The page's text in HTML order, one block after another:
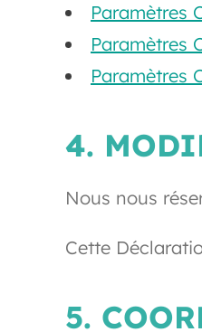
Paramètres
Paramètres
Paramètres
4.
Nous nous
Cette
5.